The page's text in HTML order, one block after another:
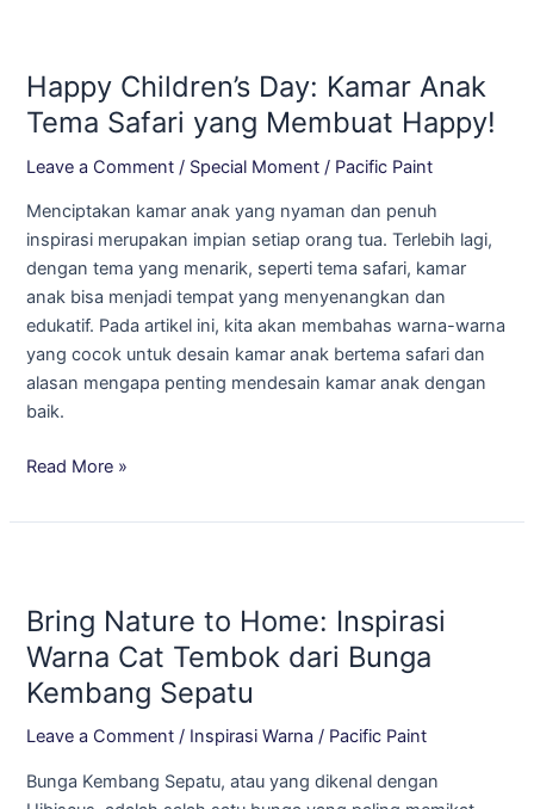
Happy Children’s Day: Kamar Anak
Tema Safari yang Membuat Happy!
Leave a Comment / Special Moment / Pacific Paint
Menciptakan kamar anak yang nyaman dan penuh
inspirasi merupakan impian setiap orang tua. Terlebih lagi,
dengan tema yang menarik, seperti tema safari, kamar
anak bisa menjadi tempat yang menyenangkan dan
edukatif. Pada artikel ini, kita akan membahas warna-warna
yang cocok untuk desain kamar anak bertema safari dan
alasan mengapa penting mendesain kamar anak dengan
baik.
Day:
Kamar
Tema
Safari
yang
Membuat
Happy!
Read More »
Bring Nature to Home: Inspirasi
Warna Cat Tembok dari Bunga
Kembang Sepatu
Leave a Comment / Inspirasi Warna / Pacific Paint
Bunga Kembang Sepatu, atau yang dikenal dengan
to
Home:
Inspirasi
Warna
Cat
dari